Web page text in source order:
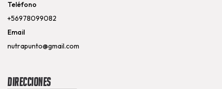
Teléfono
+56978099082
Email
nutrapunto@gmail.com
Direcciones